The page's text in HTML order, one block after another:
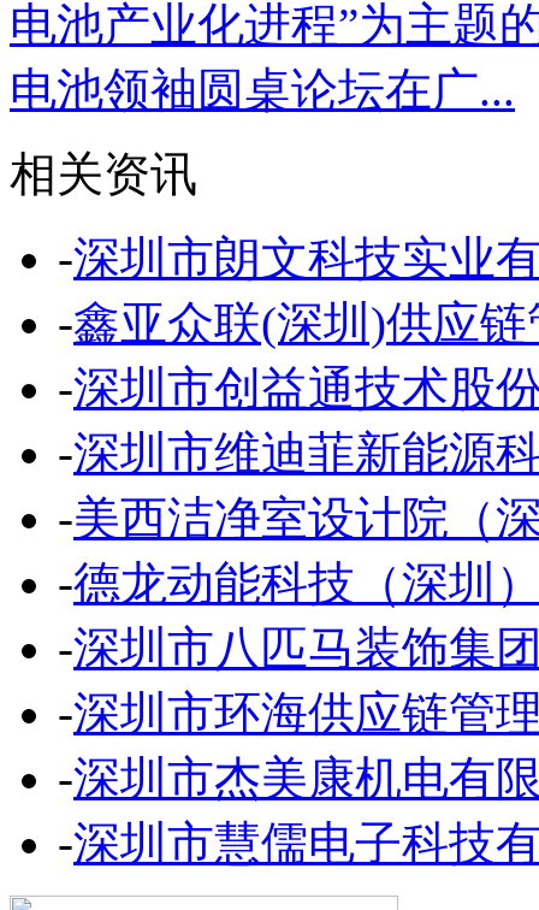
电池产业化进程”为主题
电池领袖圆桌论坛在广...
相关资讯
-深圳市朗文科技实业
-鑫亚众联(深圳)供应
-深圳市创益通技术股
-深圳市维迪菲新能源
-美西洁净室设计院（
-德龙动能科技（深圳
-深圳市八匹马装饰集
-深圳市环海供应链管
-深圳市杰美康机电有
-深圳市慧儒电子科技